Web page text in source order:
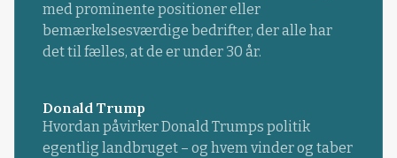
med prominente positioner eller
bemærkelsesværdige bedrifter, der alle har
det til fælles, at de er under 30 år.
Donald Trump
Hvordan påvirker Donald Trumps politik
egentlig landbruget – og hvem vinder og taber